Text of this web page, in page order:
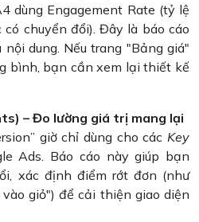
dùng Engagement Rate (tỷ lệ
chuyển đổi). Đây là báo cáo
dung. Nếu trang "Bảng giá"
bình, bạn cần xem lại thiết kế
– Đo lường giá trị mang lại
giờ chỉ dùng cho các Key
Ads. Báo cáo này giúp bạn
xác định điểm rớt đơn (như
giỏ") để cải thiện giao diện